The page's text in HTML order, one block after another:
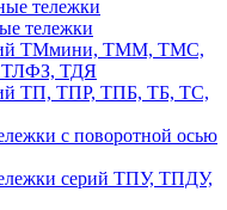
тележки
тележки
ТМмини, ТММ, ТМС,
ТДЯ
ТП, ТПР, ТПБ, ТБ, ТС,
с поворотной осью
серий ТПУ, ТПДУ,